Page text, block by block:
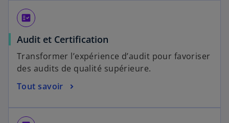
fact_check
Audit et Certification
Transformer l’expérience d’audit pour favoriser
des audits de qualité supérieure.
Tout savoir